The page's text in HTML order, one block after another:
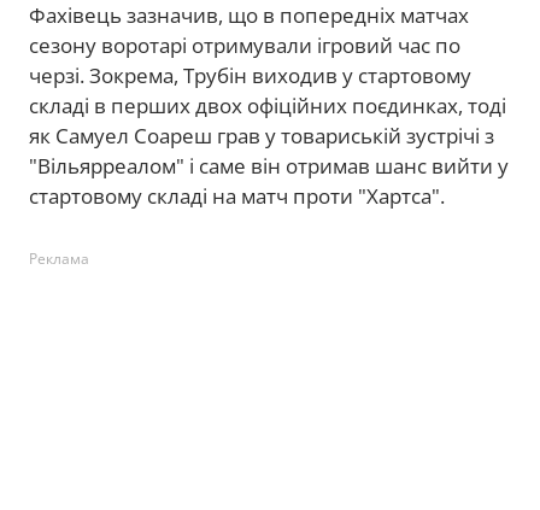
Фахівець зазначив, що в попередніх матчах
сезону воротарі отримували ігровий час по
черзі. Зокрема, Трубін виходив у стартовому
складі в перших двох офіційних поєдинках, тоді
як Самуел Соареш грав у товариській зустрічі з
"Вільярреалом" і саме він отримав шанс вийти у
стартовому складі на матч проти "Хартса".
Реклама